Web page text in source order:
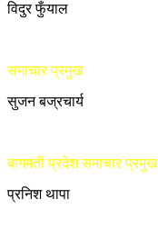
विदुर फुँयाल
समाचार प्रमुख
सुजन बज्रचार्य
बागमती प्रदेश समाचार प्रमुख
प्रनिश थापा